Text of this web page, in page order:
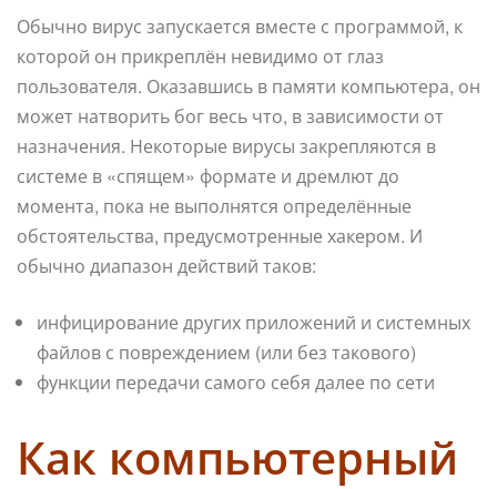
Обычно вирус запускается вместе с программой, к
которой он прикреплён невидимо от глаз
пользователя. Оказавшись в памяти компьютера, он
может натворить бог весь что, в зависимости от
назначения. Некоторые вирусы закрепляются в
системе в «спящем» формате и дремлют до
момента, пока не выполнятся определённые
обстоятельства, предусмотренные хакером. И
обычно диапазон действий таков:
инфицирование других приложений и системных
файлов с повреждением (или без такового)
функции передачи самого себя далее по сети
Как компьютерный